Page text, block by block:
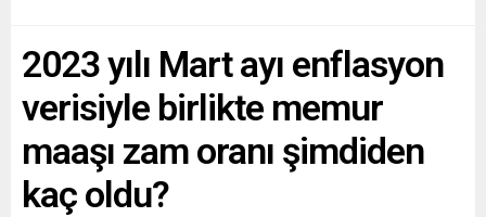
2023 yılı Mart ayı enflasyon
verisiyle birlikte memur
maaşı zam oranı şimdiden
kaç oldu?